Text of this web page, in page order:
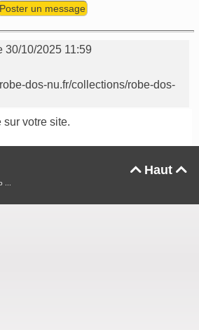
Poster un message
30/10/2025 11:59
dos-nu.fr/collections/robe-dos-
votre site.
Haut 